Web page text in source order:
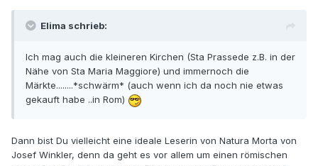
Elima schrieb:
Ich mag auch die kleineren Kirchen (Sta Prassede z.B. in der
Nähe von Sta Maria Maggiore) und immernoch die
Märkte........*schwärm* (auch wenn ich da noch nie etwas
gekauft habe ..in Rom)
Dann bist Du vielleicht eine ideale Leserin von Natura Morta von
Josef Winkler, denn da geht es vor allem um einen römischen